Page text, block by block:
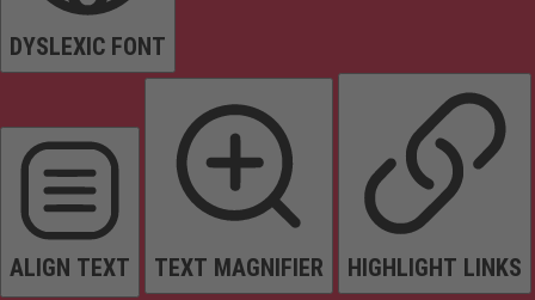
DYSLEXIC FONT
ALIGN TEXT TEXT MAGNIFIER HIGHLIGHT LINKS